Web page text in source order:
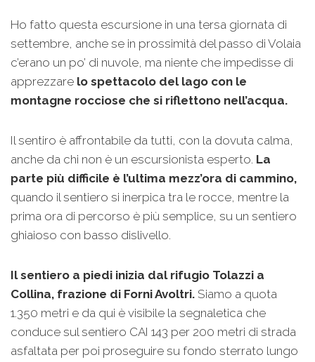
Ho fatto questa escursione in una tersa giornata di
settembre, anche se in prossimità del passo di Volaia
c’erano un po’ di nuvole, ma niente che impedisse di
apprezzare lo spettacolo del lago con le
montagne rocciose che si riflettono nell’acqua.
Il sentiro è affrontabile da tutti, con la dovuta calma,
anche da chi non è un escursionista esperto. La
parte più difficile è l’ultima mezz’ora di cammino,
quando il sentiero si inerpica tra le rocce, mentre la
prima ora di percorso è più semplice, su un sentiero
ghiaioso con basso dislivello.
Il sentiero a piedi inizia dal rifugio Tolazzi a
Collina, frazione di Forni Avoltri. Siamo a quota
1.350 metri e da qui è visibile la segnaletica che
conduce sul sentiero CAI 143 per 200 metri di strada
asfaltata per poi proseguire su fondo sterrato lungo